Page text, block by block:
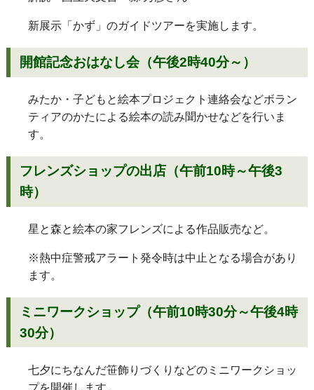
新展示「かず」のガイドツアーを実施します。
開館記念おはなし会（午後2時40分～）
みたか・子どもと絵本プロジェクト連絡会などボラン
ティアのかたによる絵本の読み聞かせなどを行いま
す。
フレンズショップの出店（午前10時～午後3
時）
星と森と絵本の家フレンズによる作品販売など。
※熱中症警戒アラート発令時は中止となる場合があり
ます。
ミニワークショップ（午前10時30分～午後4時
30分）
七夕にちなんだ笹飾りづくりなどのミニワークショッ
プを開催します。